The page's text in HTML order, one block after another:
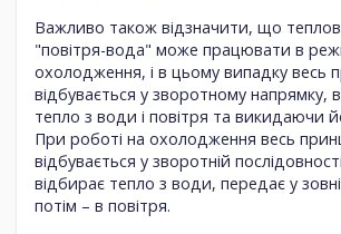
Важливо також відзначити, що
"повітря-вода" може працювати в
охолодження, і в цьому випадку весь
відбувається у зворотному напрямку,
тепло з води і повітря та викидаючи
При роботі на охолодження весь
відбувається у зворотній
відбирає тепло з води, передає у
потім – в повітря.